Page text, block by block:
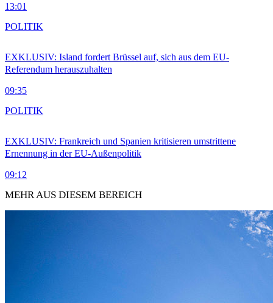
13:01
EXKLUSIV: Island fordert Brüssel auf, sich aus dem EU-
Referendum herauszuhalten
09:35
POLITIK
EXKLUSIV: Frankreich und Spanien kritisieren umstrittene
Ernennung in der EU-Außenpolitik
09:12
POLITIK
MEHR AUS DIESEM BEREICH